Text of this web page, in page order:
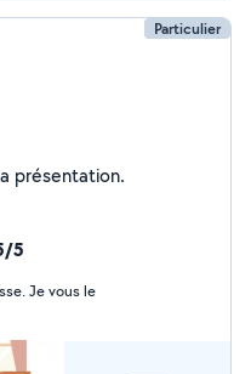
Particulier
Je n'ai pas encore renseigné ma présentation.
5
Je vous le